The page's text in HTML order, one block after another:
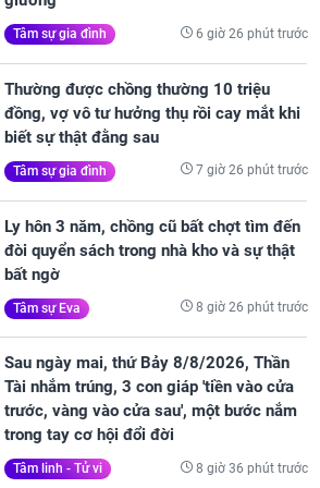
Tâm sự gia đình 6 giờ 26 phút trước
Thường được chồng thường 10 triệu
đồng, vợ vô tư hưởng thụ rồi cay mắt khi
biết sự thật đằng sau
Tâm sự gia đình 7 giờ 26 phút trước
Ly hôn 3 năm, chồng cũ bất chợt tìm đến
đòi quyển sách trong nhà kho và sự thật
bất ngờ
Tâm sự Eva 8 giờ 26 phút trước
Sau ngày mai, thứ Bảy 8/8/2026, Thần
Tài nhắm trúng, 3 con giáp 'tiền vào cửa
trước, vàng vào cửa sau', một bước nắm
trong tay cơ hội đổi đời
Tâm linh - Tử vi 8 giờ 36 phút trước